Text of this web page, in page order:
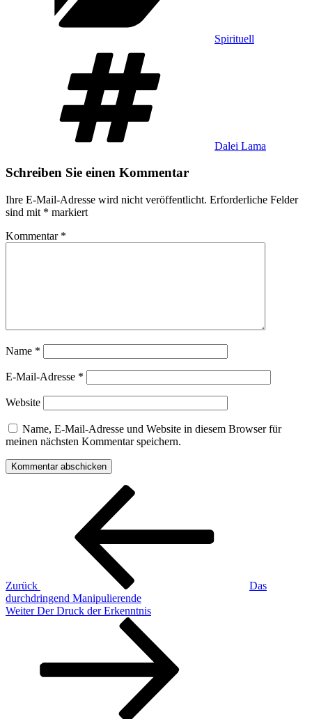
Spirituell
Dalei Lama
Schreiben Sie einen Kommentar
Ihre E-Mail-Adresse wird nicht veröffentlicht. Erforderliche Felder
sind mit * markiert
Kommentar *
Name *
E-Mail-Adresse *
Website
Name, E-Mail-Adresse und Website in diesem Browser für
meinen nächsten Kommentar speichern.
Beitragsnavigation
Zurück
Das
durchdringend Manipulierende
Nächster
Weiter Der Druck der Erkenntnis